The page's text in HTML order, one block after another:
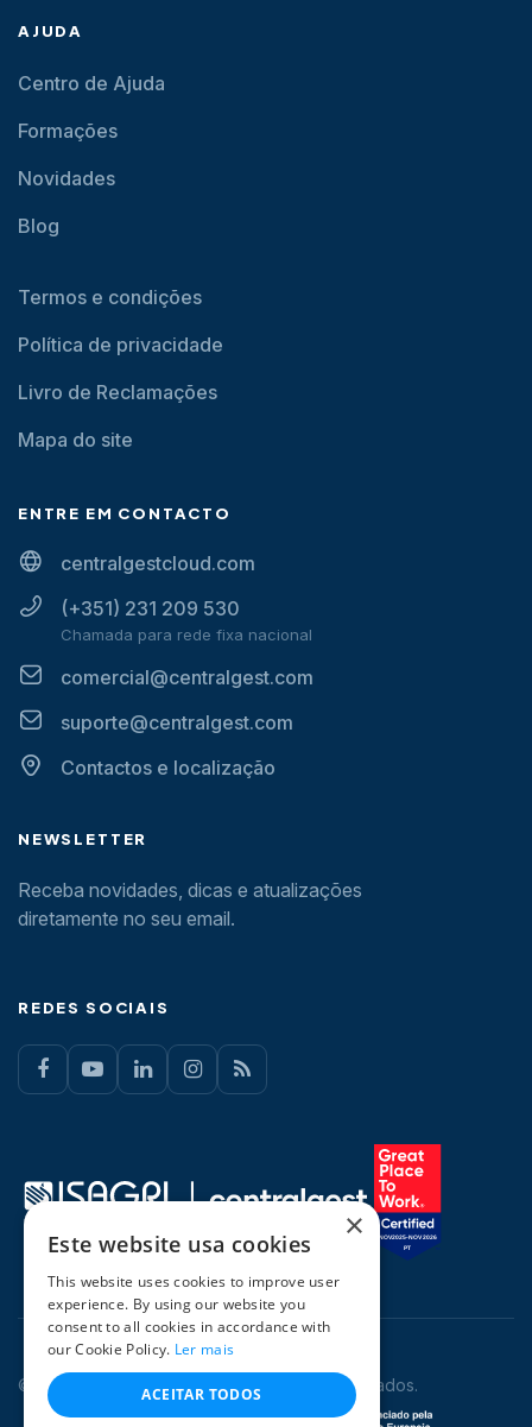
AJUDA
Centro de Ajuda
Formações
Novidades
Blog
Termos e condições
Política de privacidade
Livro de Reclamações
Mapa do site
ENTRE EM CONTACTO
centralgestcloud.com
(+351) 231 209 530
Chamada para rede fixa nacional
comercial@centralgest.com
suporte@centralgest.com
Contactos e localização
NEWSLETTER
Receba novidades, dicas e atualizações
diretamente no seu email.
REDES SOCIAIS
© 2026 CentralGest. Todos os direitos reservados.
×
Este website usa cookies
This website uses cookies to improve user
experience. By using our website you
consent to all cookies in accordance with
our Cookie Policy. Ler mais
ACEITAR TODOS